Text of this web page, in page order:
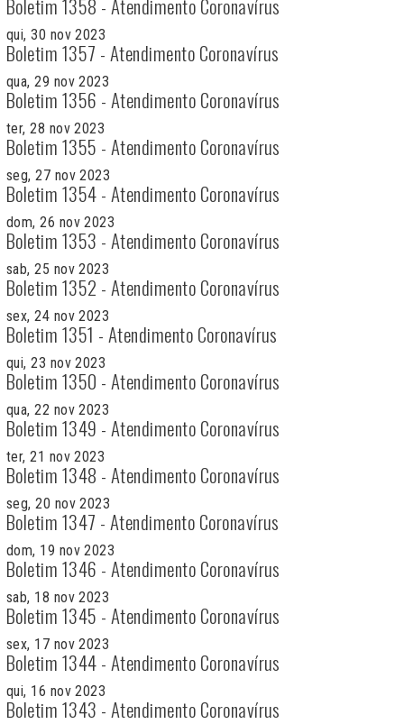
Boletim 1358 - Atendimento Coronavírus
qui, 30 nov 2023
Boletim 1357 - Atendimento Coronavírus
qua, 29 nov 2023
Boletim 1356 - Atendimento Coronavírus
ter, 28 nov 2023
Boletim 1355 - Atendimento Coronavírus
seg, 27 nov 2023
Boletim 1354 - Atendimento Coronavírus
dom, 26 nov 2023
Boletim 1353 - Atendimento Coronavírus
sab, 25 nov 2023
Boletim 1352 - Atendimento Coronavírus
sex, 24 nov 2023
Boletim 1351 - Atendimento Coronavírus
qui, 23 nov 2023
Boletim 1350 - Atendimento Coronavírus
qua, 22 nov 2023
Boletim 1349 - Atendimento Coronavírus
ter, 21 nov 2023
Boletim 1348 - Atendimento Coronavírus
seg, 20 nov 2023
Boletim 1347 - Atendimento Coronavírus
dom, 19 nov 2023
Boletim 1346 - Atendimento Coronavírus
sab, 18 nov 2023
Boletim 1345 - Atendimento Coronavírus
sex, 17 nov 2023
Boletim 1344 - Atendimento Coronavírus
qui, 16 nov 2023
Boletim 1343 - Atendimento Coronavírus